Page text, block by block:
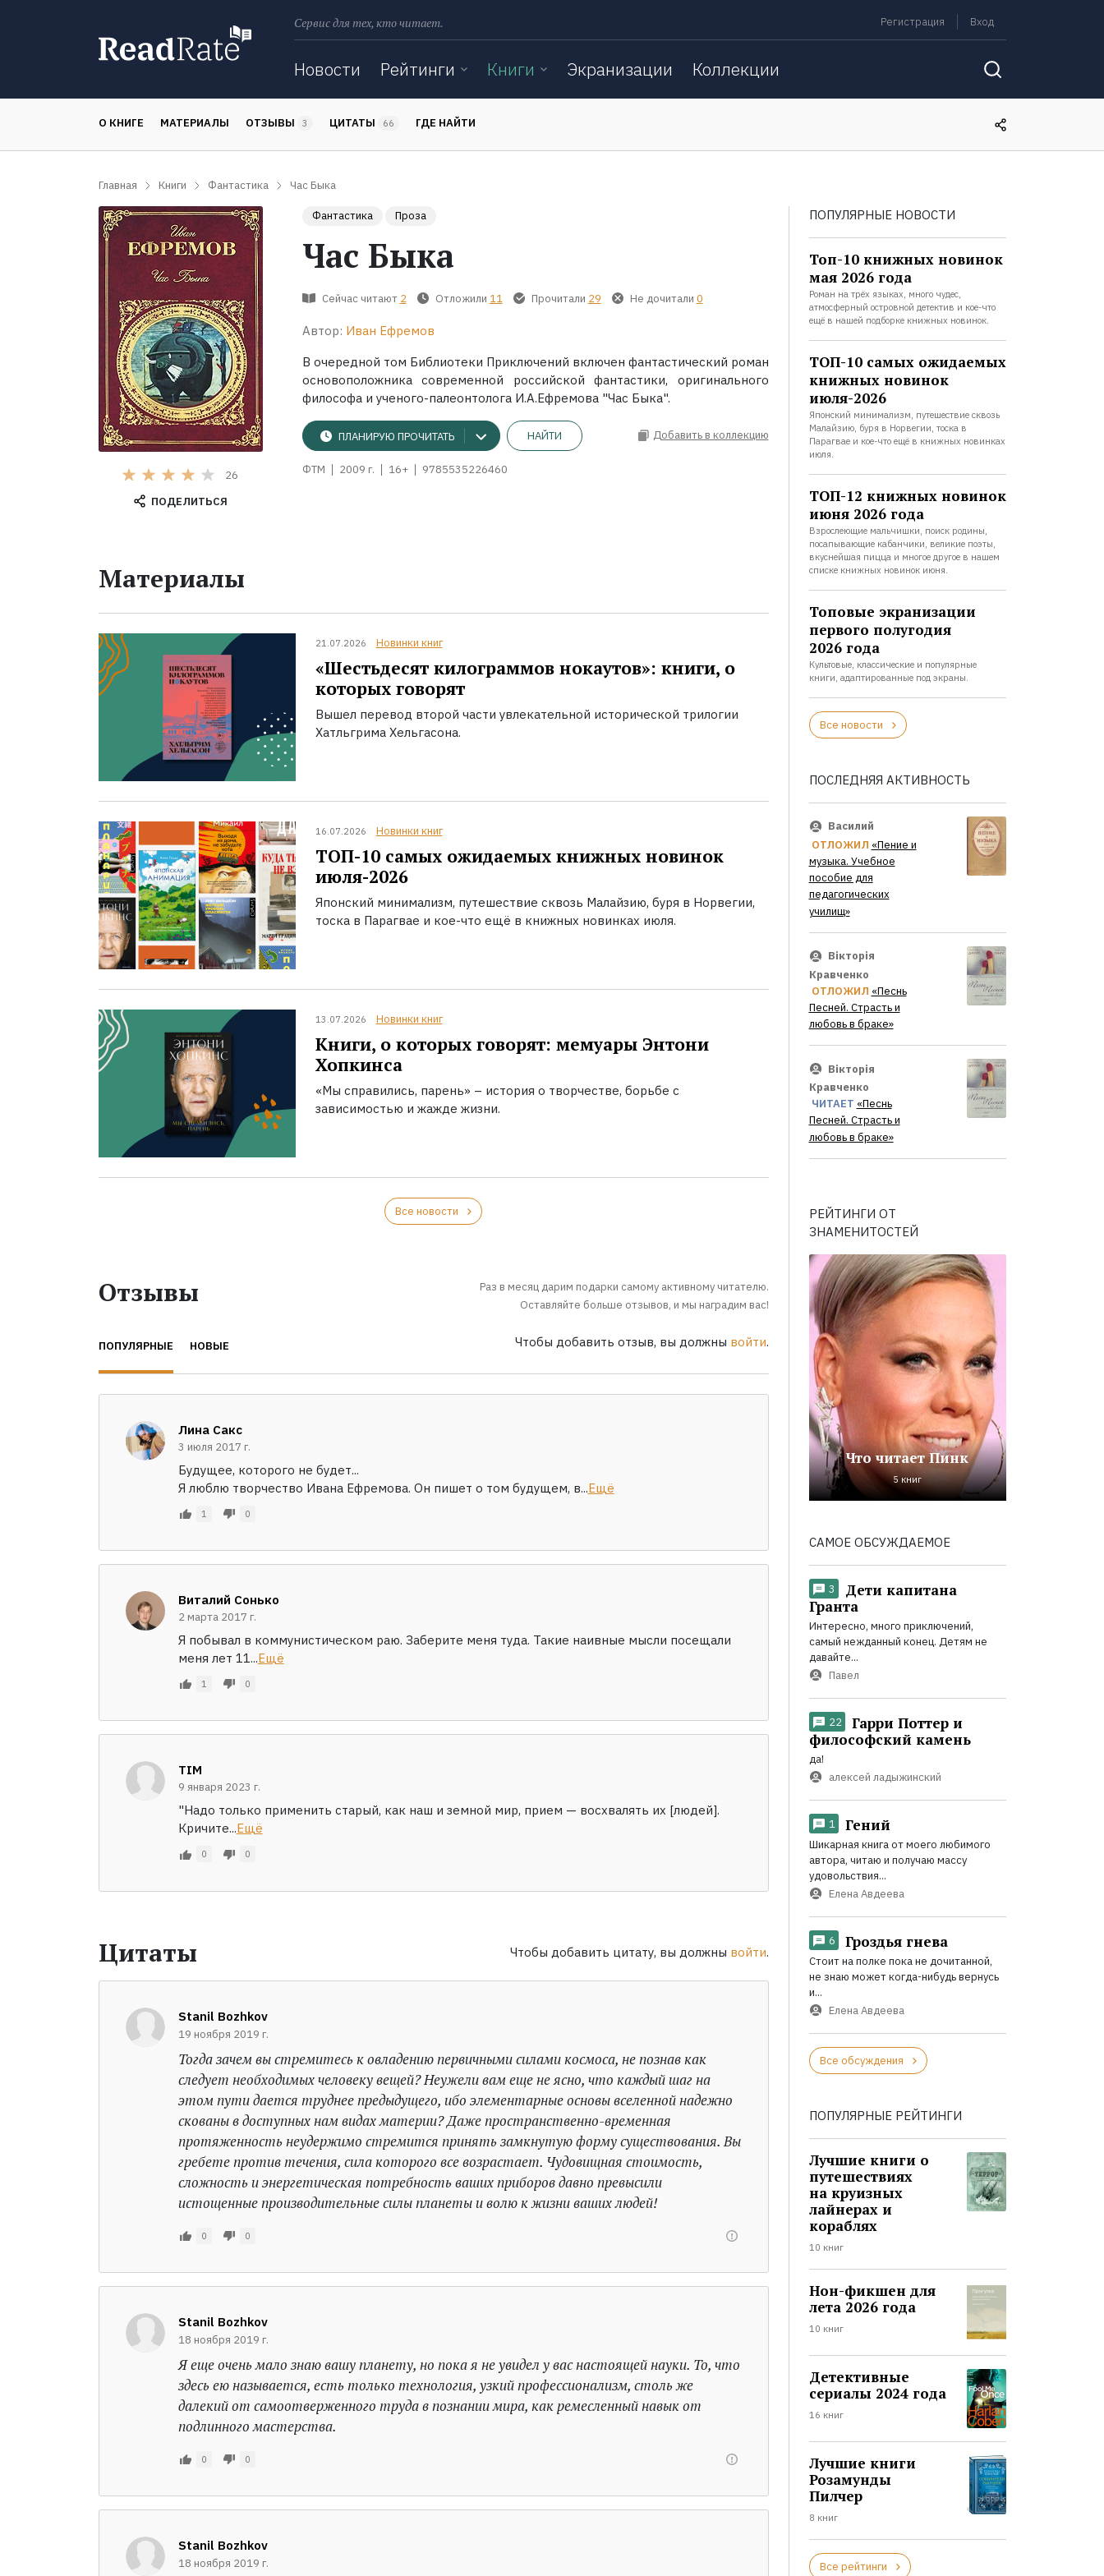
Сервис для тех, кто читает. Регистрация Вход
Новости Рейтинги Книги Экранизации Коллекции
О КНИГЕ МАТЕРИАЛЫ ОТЗЫВЫ 3 ЦИТАТЫ 66 ГДЕ НАЙТИ
Главная Книги Фантастика Час Быка
26
ПОДЕЛИТЬСЯ
Фантастика Проза
Час Быка
Сейчас читают 2 Отложили 11 Прочитали 29 Не дочитали 0
Автор: Иван Ефремов
В очередной том Библиотеки Приключений включен фантастический роман
основоположника современной российской фантастики, оригинального
философа и ученого-палеонтолога И.А.Ефремова "Час Быка".
ПЛАНИРУЮ ПРОЧИТАТЬ НАЙТИ Добавить в коллекцию
ФТМ 2009 г. 16+ 9785535226460
Материалы
21.07.2026 Новинки книг
«Шестьдесят килограммов нокаутов»: книги, о
которых говорят
Вышел перевод второй части увлекательной исторической трилогии
Хатльгрима Хельгасона.
16.07.2026 Новинки книг
ТОП-10 самых ожидаемых книжных новинок
июля-2026
Японский минимализм, путешествие сквозь Малайзию, буря в Норвегии,
тоска в Парагвае и кое-что ещё в книжных новинках июля.
13.07.2026 Новинки книг
Книги, о которых говорят: мемуары Энтони
Хопкинса
«Мы справились, парень» – история о творчестве, борьбе с
зависимостью и жажде жизни.
Все новости
Отзывы
Раз в месяц дарим подарки самому активному читателю.
Оставляйте больше отзывов, и мы наградим вас!
Чтобы добавить отзыв, вы должны войти.
ПОПУЛЯРНЫЕ НОВЫЕ
Лина Сакс
3 июля 2017 г.
Будущее, которого не будет...
Я люблю творчество Ивана Ефремова. Он пишет о том будущем, в...Ещё
1 0
Виталий Сонько
2 марта 2017 г.
Я побывал в коммунистическом раю. Заберите меня туда. Такие наивные мысли посещали
меня лет 11...Ещё
1 0
TIM
9 января 2023 г.
"Надо только применить старый, как наш и земной мир, прием — восхвалять их [людей].
Кричите...Ещё
0 0
Цитаты Чтобы добавить цитату, вы должны войти.
Stanil Bozhkov
19 ноября 2019 г.
Тогда зачем вы стремитесь к овладению первичными силами космоса, не познав как
следует необходимых человеку вещей? Неужели вам еще не ясно, что каждый шаг на
этом пути дается труднее предыдущего, ибо элементарные основы вселенной надежно
скованы в доступных нам видах материи? Даже пространственно-временная
протяженность неудержимо стремится принять замкнутую форму существования. Вы
гребете против течения, сила которого все возрастает. Чудовищная стоимость,
сложность и энергетическая потребность ваших приборов давно превысили
истощенные производительные силы планеты и волю к жизни ваших людей!
0 0
Stanil Bozhkov
18 ноября 2019 г.
Я еще очень мало знаю вашу планету, но пока я не увидел у вас настоящей науки. То, что
здесь ею называется, есть только технология, узкий профессионализм, столь же
далекий от самоотверженного труда в познании мира, как ремесленный навык от
подлинного мастерства.
0 0
Stanil Bozhkov
18 ноября 2019 г.
ПОПУЛЯРНЫЕ НОВОСТИ
Топ-10 книжных новинок
мая 2026 года
Роман на трёх языках, много чудес,
атмосферный островной детектив и кое-что
ещё в нашей подборке книжных новинок.
ТОП-10 самых ожидаемых
книжных новинок
июля-2026
Японский минимализм, путешествие сквозь
Малайзию, буря в Норвегии, тоска в
Парагвае и кое-что ещё в книжных новинках
июля.
ТОП-12 книжных новинок
июня 2026 года
Взрослеющие мальчишки, поиск родины,
посапывающие кабанчики, великие поэты,
вкуснейшая пицца и многое другое в нашем
списке книжных новинок июня.
Топовые экранизации
первого полугодия
2026 года
Культовые, классические и популярные
книги, адаптированные под экраны.
Все новости
ПОСЛЕДНЯЯ АКТИВНОСТЬ
Василий
ОТЛОЖИЛ «Пение и
музыка. Учебное
пособие для
педагогических
училищ»
Вікторія
Кравченко
ОТЛОЖИЛ «Песнь
Песней. Страсть и
любовь в браке»
Вікторія
Кравченко
ЧИТАЕТ «Песнь
Песней. Страсть и
любовь в браке»
РЕЙТИНГИ ОТ
ЗНАМЕНИТОСТЕЙ
Что читает Пинк
5 книг
САМОЕ ОБСУЖДАЕМОЕ
3
Дети капитана
Гранта
Интересно, много приключений,
самый нежданный конец. Детям не
давайте...
Павел
22
Гарри Поттер и
философский камень
да!
алексей ладыжинский
1 Гений
Шикарная книга от моего любимого
автора, читаю и получаю массу
удовольствия...
Елена Авдеева
6 Гроздья гнева
Стоит на полке пока не дочитанной,
не знаю может когда-нибудь вернусь
и...
Елена Авдеева
Все обсуждения
ПОПУЛЯРНЫЕ РЕЙТИНГИ
Лучшие книги о
путешествиях
на круизных
лайнерах и
кораблях
10 книг
Нон-фикшен для
лета 2026 года
10 книг
Детективные
сериалы 2024 года
16 книг
Лучшие книги
Розамунды
Пилчер
8 книг
Все рейтинги